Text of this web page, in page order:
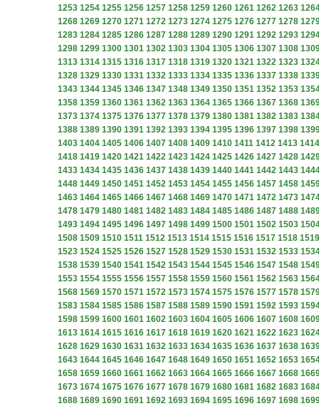
1253 1254 1255 1256 1257 1258 1259 1260 1261 1262 1263
1268 1269 1270 1271 1272 1273 1274 1275 1276 1277 1278
1283 1284 1285 1286 1287 1288 1289 1290 1291 1292 1293
1298 1299 1300 1301 1302 1303 1304 1305 1306 1307 1308
1313 1314 1315 1316 1317 1318 1319 1320 1321 1322 1323
1328 1329 1330 1331 1332 1333 1334 1335 1336 1337 1338
1343 1344 1345 1346 1347 1348 1349 1350 1351 1352 1353
1358 1359 1360 1361 1362 1363 1364 1365 1366 1367 1368
1373 1374 1375 1376 1377 1378 1379 1380 1381 1382 1383
1388 1389 1390 1391 1392 1393 1394 1395 1396 1397 1398
1403 1404 1405 1406 1407 1408 1409 1410 1411 1412 1413 1414
1418 1419 1420 1421 1422 1423 1424 1425 1426 1427 1428
1433 1434 1435 1436 1437 1438 1439 1440 1441 1442 1443
1448 1449 1450 1451 1452 1453 1454 1455 1456 1457 1458
1463 1464 1465 1466 1467 1468 1469 1470 1471 1472 1473
1478 1479 1480 1481 1482 1483 1484 1485 1486 1487 1488
1493 1494 1495 1496 1497 1498 1499 1500 1501 1502 1503
1508 1509 1510 1511 1512 1513 1514 1515 1516 1517 1518 1519
1523 1524 1525 1526 1527 1528 1529 1530 1531 1532 1533
1538 1539 1540 1541 1542 1543 1544 1545 1546 1547 1548
1553 1554 1555 1556 1557 1558 1559 1560 1561 1562 1563
1568 1569 1570 1571 1572 1573 1574 1575 1576 1577 1578
1583 1584 1585 1586 1587 1588 1589 1590 1591 1592 1593
1598 1599 1600 1601 1602 1603 1604 1605 1606 1607 1608
1613 1614 1615 1616 1617 1618 1619 1620 1621 1622 1623
1628 1629 1630 1631 1632 1633 1634 1635 1636 1637 1638
1643 1644 1645 1646 1647 1648 1649 1650 1651 1652 1653
1658 1659 1660 1661 1662 1663 1664 1665 1666 1667 1668
1673 1674 1675 1676 1677 1678 1679 1680 1681 1682 1683
1688 1689 1690 1691 1692 1693 1694 1695 1696 1697 1698